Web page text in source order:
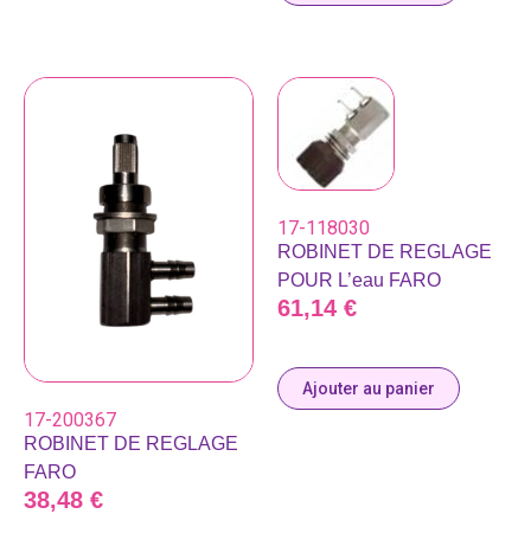
17-200367
ROBINET DE REGLAGE
FARO
38,48 €
17-118030
ROBINET DE REGLAGE
POUR L’eau FARO
61,14 €
Ajouter au panier